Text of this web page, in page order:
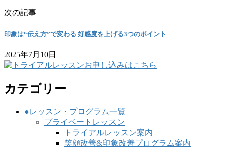
次の記事
印象は“伝え方”で変わる 好感度を上げる3つのポイント
2025年7月10日
カテゴリー
●レッスン・プログラム一覧
プライベートレッスン
トライアルレッスン案内
笑顔改善&印象改善プログラム案内